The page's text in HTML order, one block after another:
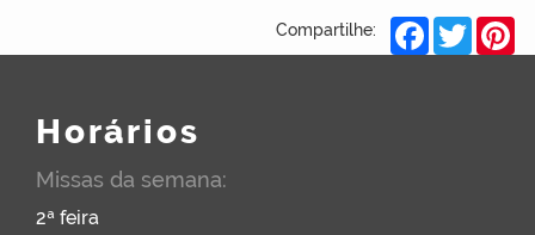
Compartilhe: Facebook
Twitter
Horários
Missas da semana:
2ª feira